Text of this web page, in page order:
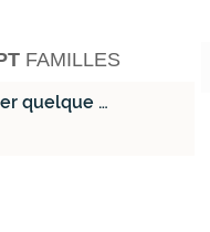
FAMILLES